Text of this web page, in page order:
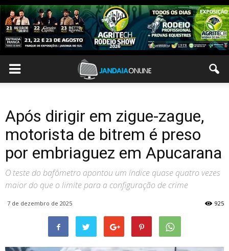
Após dirigir em zigue-zague,
motorista de bitrem é preso
por embriaguez em Apucarana
O teste do bafômetro apontou um índice quase quatro vezes
maior do que o limite para a configuração de crime
7 de dezembro de 2025 925